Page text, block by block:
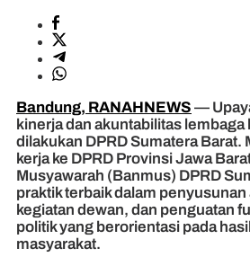
Bandung, RANAHNEWS —
kinerja dan akuntabilitas
dilakukan DPRD Sumatera Barat.
kerja ke DPRD Provinsi Jawa
Musyawarah (Banmus) DPRD
praktik terbaik dalam
kegiatan dewan, dan penguatan
politik yang berorientasi pada
masyarakat.